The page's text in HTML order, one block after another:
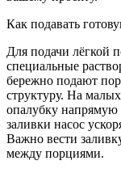
Как подавать
Для подачи лёгкой
специальные
бережно подают
структуру. На
опалубку напрямую
заливки насос
Важно вести
между порциями.